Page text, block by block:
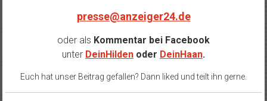
presse@anzeiger24.de
oder als Kommentar bei Facebook
unter DeinHilden oder DeinHaan.
Euch hat unser Beitrag gefallen? Dann liked und teilt ihn gerne.